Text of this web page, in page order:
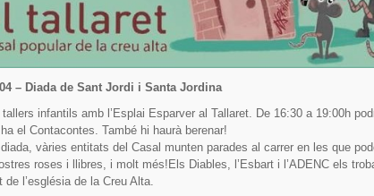
– Diada de Sant Jordi i Santa Jordina
infantils amb l’Esplai Esparver al Tallaret. De 16:30 a 19:00h
el Contacontes. També hi haurà berenar!
vàries entitats del Casal munten parades al carrer en les que
roses i llibres, i molt més!Els Diables, l’Esbart i l’ADENC els
de l’església de la Creu Alta.